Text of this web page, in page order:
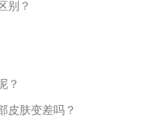
别？
？
皮肤变差吗？